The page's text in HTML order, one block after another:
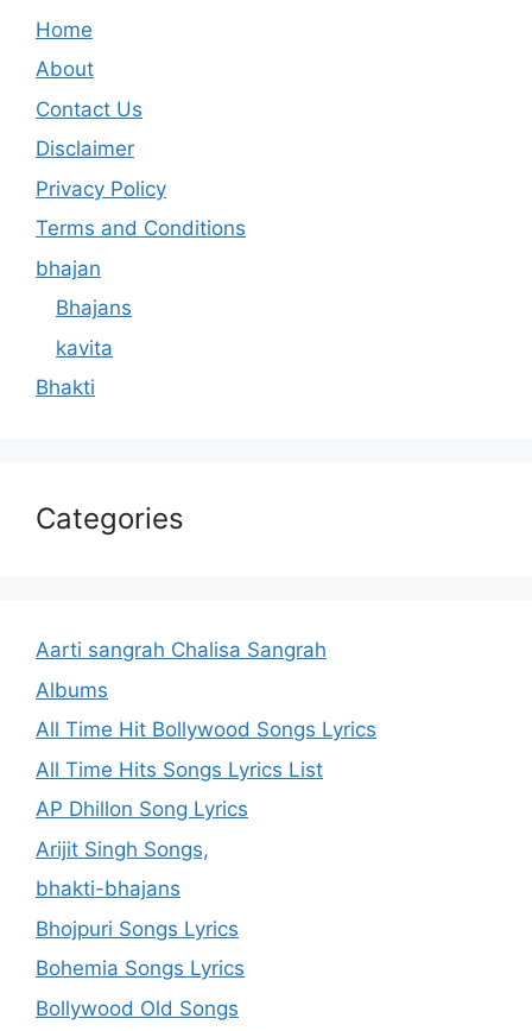
Home
About
Contact Us
Disclaimer
Privacy Policy
Terms and Conditions
bhajan
Bhajans
kavita
Bhakti
Categories
Aarti sangrah Chalisa Sangrah
Albums
All Time Hit Bollywood Songs Lyrics
All Time Hits Songs Lyrics List
AP Dhillon Song Lyrics
Arijit Singh Songs,
bhakti-bhajans
Bhojpuri Songs Lyrics
Bohemia Songs Lyrics
Bollywood Old Songs